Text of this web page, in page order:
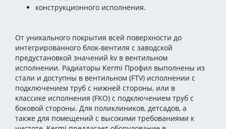
конструкционного исполнения.
От уникального покрытия всей поверхности до
интегрированного блок-вентиля с заводской
предустановкой значений kv в вентильном
исполнении. Радиаторы Kermi Профил выполнены из
стали и доступны в вентильном (FTV) исполнении с
подключением труб с нижней стороны, или в
классике исполнения (FKО) с подключением труб с
боковой стороны. Для поликлиников, детсадов, а
также для помещений с высокими требованиями к